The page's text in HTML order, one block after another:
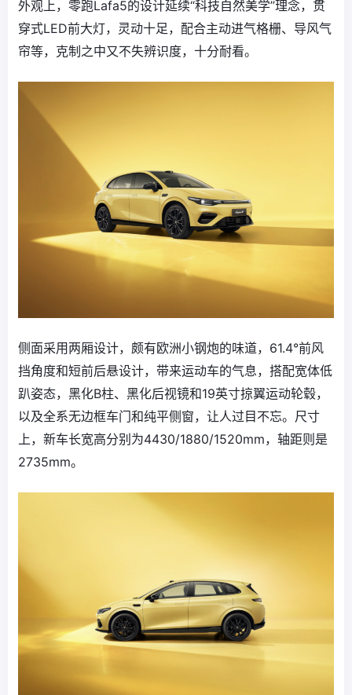
外观上，零跑Lafa5的设计延续“科技自然美学”理念，贯
穿式LED前大灯，灵动十足，配合主动进气格栅、导风气
帘等，克制之中又不失辨识度，十分耐看。
侧面采用两厢设计，颇有欧洲小钢炮的味道，61.4°前风
挡角度和短前后悬设计，带来运动车的气息，搭配宽体低
趴姿态，黑化B柱、黑化后视镜和19英寸掠翼运动轮毂，
以及全系无边框车门和纯平侧窗，让人过目不忘。尺寸
上，新车长宽高分别为4430/1880/1520mm，轴距则是
2735mm。